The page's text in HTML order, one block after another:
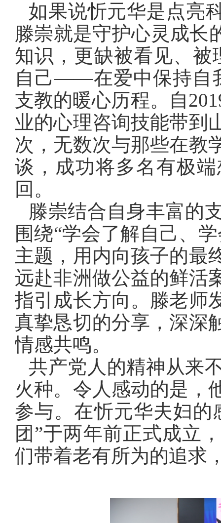
如果说忻元华是点亮
滕崇就是守护心灵成长
知识，更缺被看见、被
自己——在爱中保持自
支教的暖心历程。自
业的心理咨询技能带到
次，无数次与那些在教
谈，成功将多名有极
回。
滕崇结合自身丰富的
围绕“学会了解自己、
主题，用内向孩子的最
远赴非洲做公益的鲜活
指引成长方向。滕老师
真挚恳切的分享，深深
情感共鸣。
共产党人的精神从来
火种。令人感动的是，
参与。在忻元华夫妇的
团”于两年前正式成立
们带着老有所为的追求